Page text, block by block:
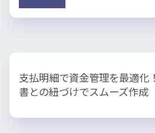
支払明細で資金管理を最適化
書との紐づけでスムーズ作成